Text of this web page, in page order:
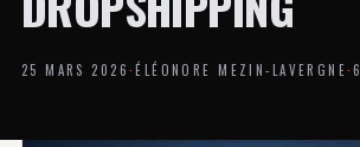
VÉHICULES.
PROPOSE
EXCLUSIVES
25 MARS 2026·ÉLÉONORE MEZIN-LAVERGNE·